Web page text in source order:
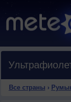
Все страны ›